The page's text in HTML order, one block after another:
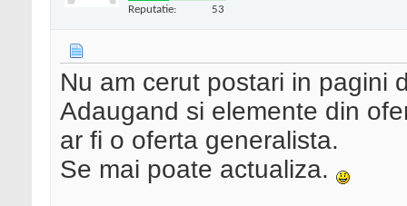
Reputatie: 53
Nu am cerut postari in pagini
Adaugand si elemente din
ar fi o oferta generalista.
Se mai poate actualiza.